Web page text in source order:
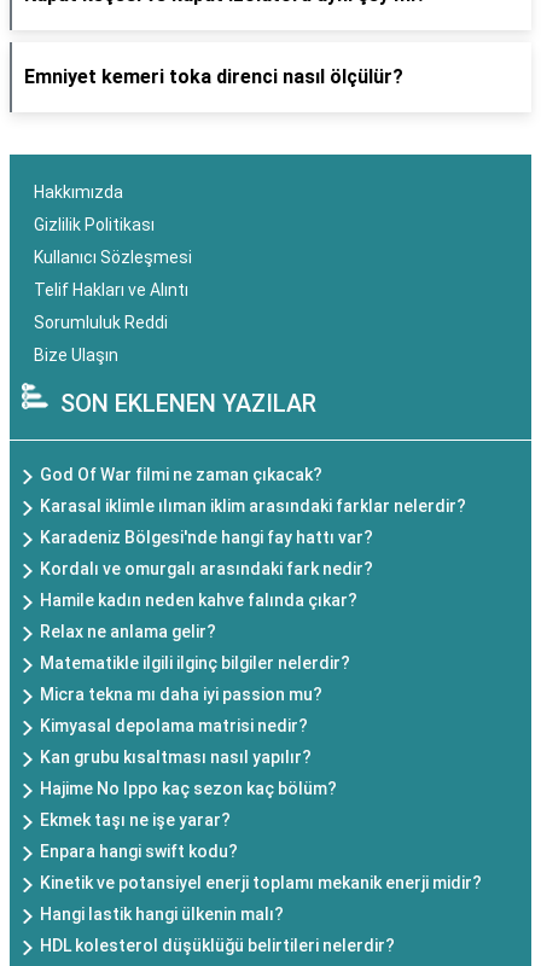
Emniyet kemeri toka direnci nasıl ölçülür?
Hakkımızda
Gizlilik Politikası
Kullanıcı Sözleşmesi
Telif Hakları ve Alıntı
Sorumluluk Reddi
Bize Ulaşın
SON EKLENEN YAZILAR
God Of War filmi ne zaman çıkacak?
Karasal iklimle ılıman iklim arasındaki farklar nelerdir?
Karadeniz Bölgesi'nde hangi fay hattı var?
Kordalı ve omurgalı arasındaki fark nedir?
Hamile kadın neden kahve falında çıkar?
Relax ne anlama gelir?
Matematikle ilgili ilginç bilgiler nelerdir?
Micra tekna mı daha iyi passion mu?
Kimyasal depolama matrisi nedir?
Kan grubu kısaltması nasıl yapılır?
Hajime No Ippo kaç sezon kaç bölüm?
Ekmek taşı ne işe yarar?
Enpara hangi swift kodu?
Kinetik ve potansiyel enerji toplamı mekanik enerji midir?
Hangi lastik hangi ülkenin malı?
HDL kolesterol düşüklüğü belirtileri nelerdir?